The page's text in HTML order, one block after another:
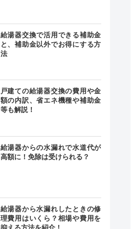
給湯器交換で活用できる補助金
と、補助金以外でお得にする方
法
戸建ての給湯器交換の費用や金
額の内訳、省エネ機種や補助金
等も解説！
給湯器からの水漏れで水道代が
高額に！免除は受けられる？
給湯器から水漏れしたときの修
理費用はいくら？相場や費用を
抑える方法を紹介！